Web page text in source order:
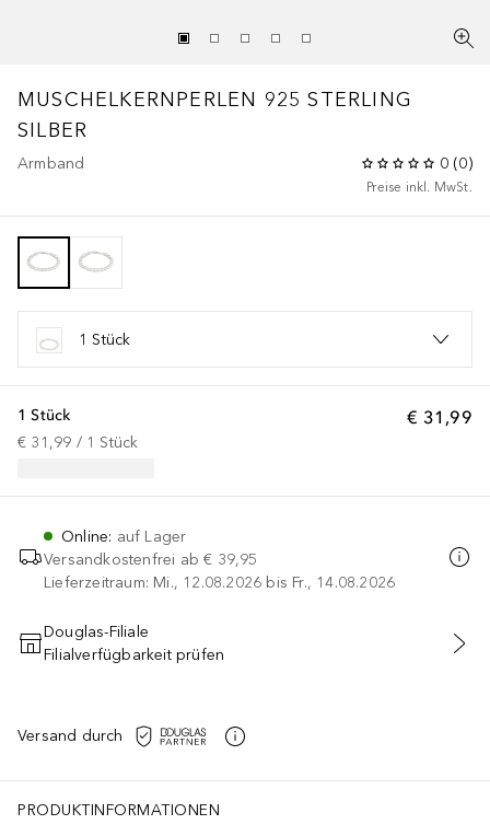
MUSCHELKERNPERLEN 925 STERLING
SILBER
Armband 0 (0)
Preise inkl. MwSt.
1 Stück
€ 31,99
1 Stück
€ 31,99 / 1 Stück
Online: auf Lager
Versandkostenfrei ab € 39,95
Lieferzeitraum: Mi., 12.08.2026 bis Fr., 14.08.2026
IN DEN WARENKORB
Douglas-Filiale
Filialverfügbarkeit prüfen
Versand durch
PRODUKTINFORMATIONEN